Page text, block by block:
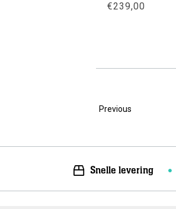
€239,00
Previous
Snelle levering